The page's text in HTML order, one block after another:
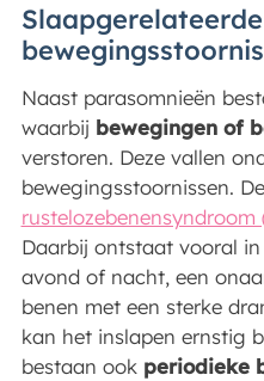
Slaapgerelateerde
Naast parasomnieën
waarbij bewegingen of
verstoren. Deze vallen
bewegingsstoornissen.
Daarbij ontstaat vooral
avond of nacht, een
benen met een sterke
kan het inslapen ernstig
bestaan ook periodieke